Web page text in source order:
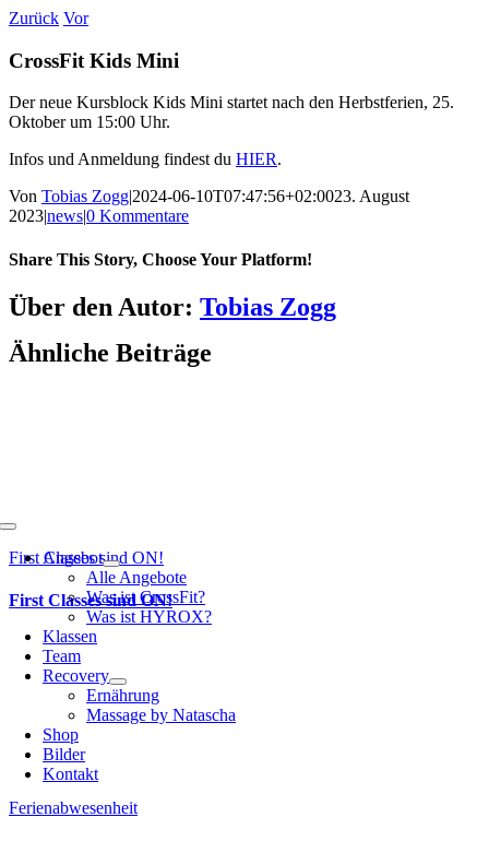
Zum
springen
Toggle
NavigationAngebot
Alle Angebote
Was ist CrossFit?
Was ist HYROX?
Klassen
Team
Recovery
Ernährung
Massage by Natascha
Shop
Bilder
Kontakt
Zurück Vor
CrossFit Kids Mini
Der neue Kursblock Kids Mini startet nach den Herbstferien, 25.
Oktober um 15:00 Uhr.
Infos und Anmeldung findest du HIER.
Von Tobias Zogg|2024-06-10T07:47:56+02:0023. August
2023|news|0 Kommentare
Share This Story, Choose Your Platform!
Facebook
LinkedIn
WhatsApp
Telegram
Tumblr
Pinterest
Vk
Xing
E-
Mail
Über den Autor: Tobias Zogg
Ähnliche Beiträge
First Classes sind ON!
First Classes sind ON!
Ferienabwesenheit